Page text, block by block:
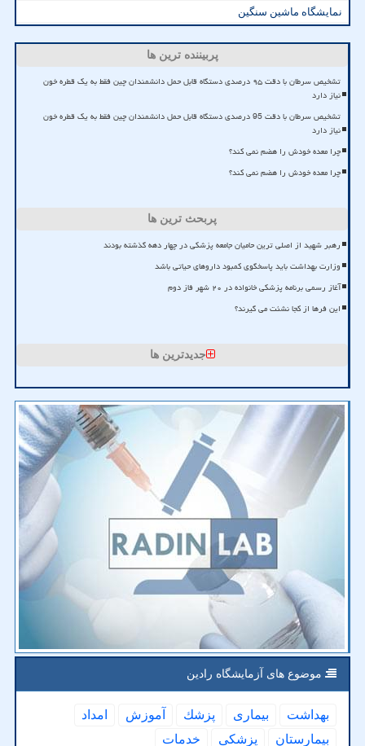
نمایشگاه ماشین سنگین
پربیننده ترین ها
تشخیص سرطان با دقت ۹۵ درصدی دستگاه قابل حمل دانشمندان چین فقط به یک قطره خون
نیاز دارد
تشخیص سرطان با دقت 95 درصدی دستگاه قابل حمل دانشمندان چین فقط به یک قطره خون
نیاز دارد
چرا معده خودش را هضم نمی کند؟
چرا معده خودش را هضم نمی کند؟
پربحث ترین ها
رهبر شهید از اصلی ترین حامیان جامعه پزشکی در چهار دهه گذشته بودند
وزارت بهداشت باید پاسخگوی کمبود داروهای حیاتی باشد
آغاز رسمی برنامه پزشکی خانواده در ۲۰ شهر فاز دوم
این فرها از کجا نشئت می گیرند؟
جدیدترین ها
موضوع های آزمایشگاه رادین
بهداشت بیماری پزشك آموزش
امداد
بیمارستان
پزشكی خدمات